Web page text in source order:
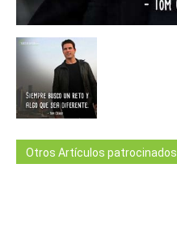
Otros Artículos patrocinados